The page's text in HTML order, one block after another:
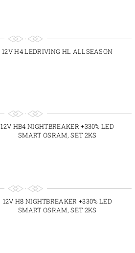
12V H4 LEDRIVING HL ALLSEASON
12V HB4 NIGHTBREAKER +330% LED
SMART OSRAM, SET 2KS
12V H8 NIGHTBREAKER +330% LED
SMART OSRAM, SET 2KS